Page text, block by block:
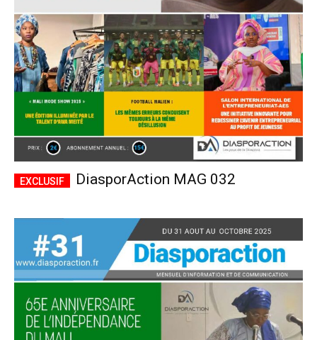
DiasporAction MAG 032